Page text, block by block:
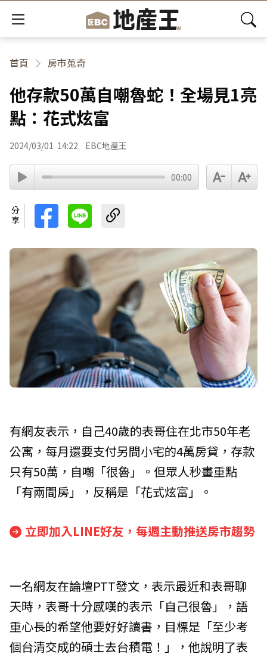
首頁 房市蒐奇
他存款50萬自嘲魯蛇！全場見1亮
點：花式炫富
2024/03/01 14:22 EBC地產王
00:00
分享
有網友表示，自己40歲的表哥住在北市50年老
公寓，每月還要支付另間小宅的4萬房貸，存款
只有50萬，自嘲「很魯」。但眾人秒畫重點
「有兩間房」，反稱是「花式炫富」。
立即加入LINE好友，每週主動推送房市趨勢
一名網友在論壇PTT發文，表示最近和表哥聊
天時，表哥十分感嘆的表示「自己很魯」，語
重心長的希望他要好好讀書，目標是「至少考
個台清交成的碩士去台積電！」，他說明了表